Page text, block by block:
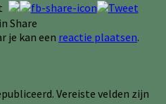
je kan een reactie plaatsen.
Vereiste velden zijn